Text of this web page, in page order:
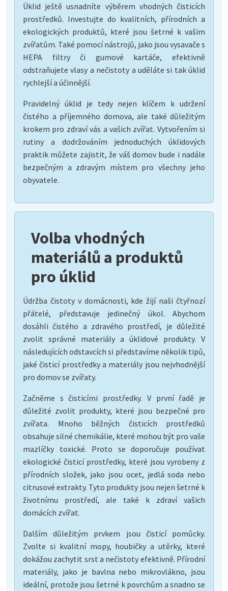
Úklid ještě usnadníte výběrem vhodných čisticích
prostředků. Investujte do kvalitních, přírodních a
ekologických produktů, které jsou šetrné k vašim
zvířatům. Také pomocí nástrojů, jako jsou vysavače s
HEPA filtry či gumové kartáče, efektivně
odstraňujete vlasy a nečistoty a uděláte si tak úklid
rychlejší a účinnější.
Pravidelný úklid je tedy nejen klíčem k udržení
čistého a příjemného domova, ale také důležitým
krokem pro zdraví vás a vašich zvířat. Vytvořením si
rutiny a dodržováním jednoduchých úklidových
praktik můžete zajistit, že váš domov bude i nadále
bezpečným a zdravým místem pro všechny jeho
obyvatele.
Volba vhodných
materiálů a produktů
pro úklid
Údržba čistoty v domácnosti, kde žijí naši čtyřnozí
přátelé, představuje jedinečný úkol. Abychom
dosáhli čistého a zdravého prostředí, je důležité
zvolit správné materiály a úklidové produkty. V
následujících odstavcích si představíme několik tipů,
jaké čisticí prostředky a materiály jsou nejvhodnější
pro domov se zvířaty.
Začněme s čisticími prostředky. V první řadě je
důležité zvolit produkty, které jsou bezpečné pro
zvířata. Mnoho běžných čisticích prostředků
obsahuje silné chemikálie, které mohou být pro vaše
mazlíčky toxické. Proto se doporučuje používat
ekologické čisticí prostředky, které jsou vyrobeny z
přírodních složek, jako jsou ocet, jedlá soda nebo
citrusové extrakty. Tyto produkty jsou nejen šetrné k
životnímu prostředí, ale také k zdraví vašich
domácích zvířat.
Dalším důležitým prvkem jsou čisticí pomůcky.
Zvolte si kvalitní mopy, houbičky a utěrky, které
dokážou zachytit srst a nečistoty efektivně. Přírodní
materiály, jako je bavlna nebo mikrovlákno, jsou
ideální, protože jsou šetrné k povrchům a snadno se